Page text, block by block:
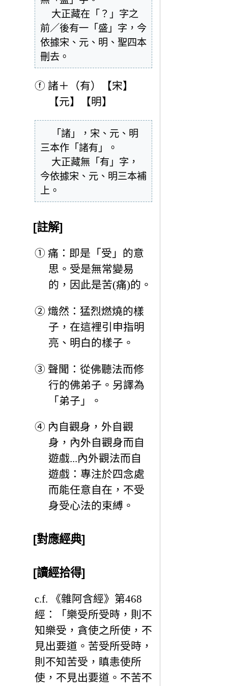
前／後有一「盛」字，今
依據宋、元、明、聖四本
刪去。
ⓕ 諸＋（有）【宋】
【元】【明】
三本作「諸有」。
今依據宋、元、明三本補
上。
[註解]
① 痛：即是「受」的意
思。受是無常變易
的，因此是苦(痛)的。
② 熾然：猛烈燃燒的樣
子，在這裡引申指明
亮、明白的樣子。
③ 聲聞：從佛聽法而修
行的佛弟子。另譯為
「弟子」。
④ 內自觀身，外自觀
身，內外自觀身而自
遊戲...內外觀法而自
遊戲：專注於四念處
而能任意自在，不受
身受心法的束縛。
[對應經典]
[讀經拾得]
c.f. 《雜阿含經》第468
經：「樂受所受時，則不
知樂受，貪使之所使，不
見出要道。苦受所受時，
則不知苦受，瞋恚使所
使，不見出要道。不苦不